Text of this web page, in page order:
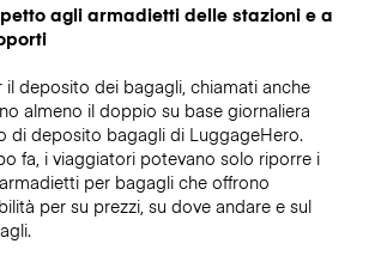
agli armadietti delle stazioni e a
deposito dei bagagli, chiamati anche
almeno il doppio su base giornaliera
di deposito bagagli di LuggageHero.
fa, i viaggiatori potevano solo riporre i
per bagagli che offrono
per su prezzi, su dove andare e sul